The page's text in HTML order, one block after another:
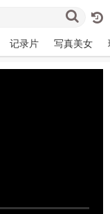
记录片 写真美女